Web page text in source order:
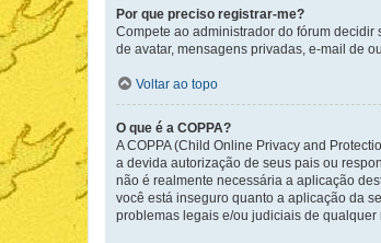
Por que preciso registrar-me?
Compete ao administrador do fórum
de avatar, mensagens privadas, e-mail de
Voltar ao topo
O que é a COPPA?
A COPPA (Child Online Privacy and
a devida autorização de seus pais ou
não é realmente necessária a aplicação
você está inseguro quanto a aplicação da
problemas legais e/ou judiciais de